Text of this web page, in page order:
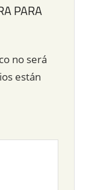
PARA
no será
están